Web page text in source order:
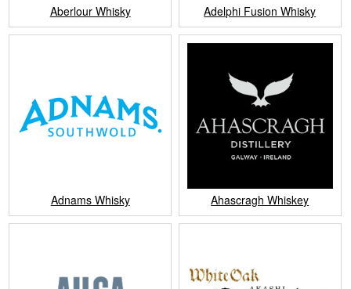
Aberlour Whisky Adelphi Fusion Whisky
Adnams Whisky Ahascragh Whiskey